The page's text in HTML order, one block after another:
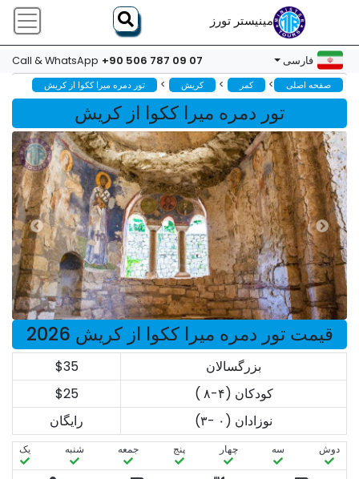
مینیستر تورز
فارسی Call & WhatsApp +90 506 787 09 07
صفحه اصلی > کمر > کریش > تور دمره میرا ککوا از کریش
تور دمره میرا ککوا از کریش
قیمت تور دمره میرا ککوا از کریش 2026
بزرگسالان
$35
کودکان (۴-۸ )
$25
نوزادان (۰ -۳)
رایگان
دوش سه‌ چهار پنج جمعه شنبه یک